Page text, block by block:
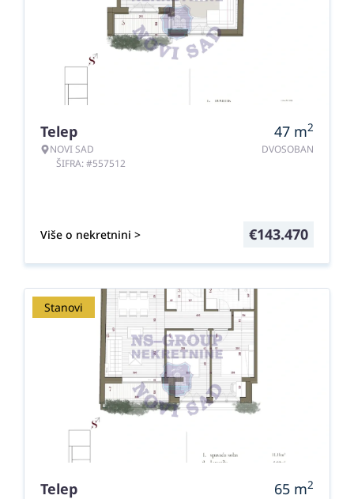
Telep
NOVI SAD
ŠIFRA: #557512
47 m2
DVOSOBAN
Više o nekretnini > €143.470
Stanovi
Telep 65 m2